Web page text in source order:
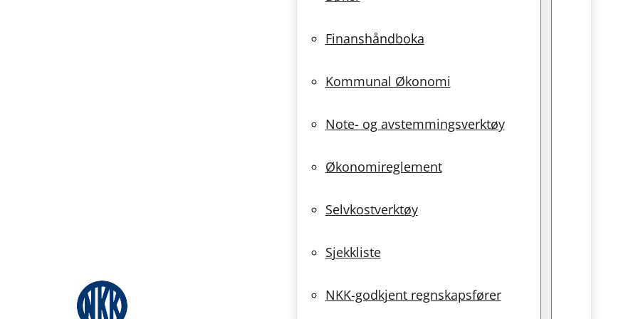
Finanshåndboka
Kommunal Økonomi
Note- og avstemmingsverktøy
Økonomireglement
Selvkostverktøy
Sjekkliste
NKK-godkjent regnskapsfører